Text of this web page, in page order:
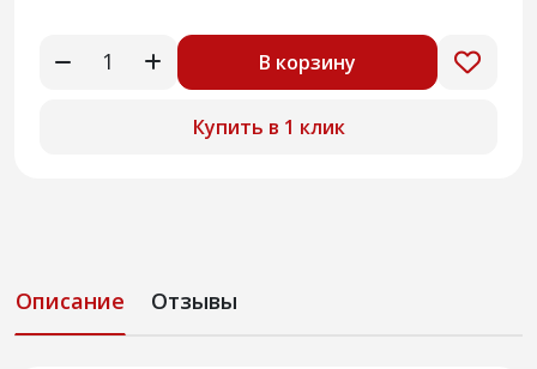
В корзину
Купить в 1 клик
Описание Отзывы